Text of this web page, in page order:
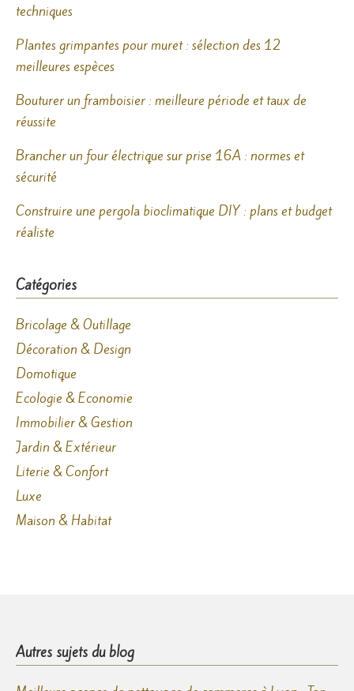
techniques
Plantes grimpantes pour muret : sélection des 12
meilleures espèces
Bouturer un framboisier : meilleure période et taux de
réussite
Brancher un four électrique sur prise 16A : normes et
sécurité
Construire une pergola bioclimatique DIY : plans et budget
réaliste
Catégories
Bricolage & Outillage
Décoration & Design
Domotique
Ecologie & Economie
Immobilier & Gestion
Jardin & Extérieur
Literie & Confort
Luxe
Maison & Habitat
Autres sujets du blog